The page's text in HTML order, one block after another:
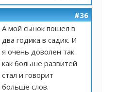
#36
А мой сынок пошел в
два годика в садик. И
я очень доволен так
как больше развитей
стал и говорит
больше слов.